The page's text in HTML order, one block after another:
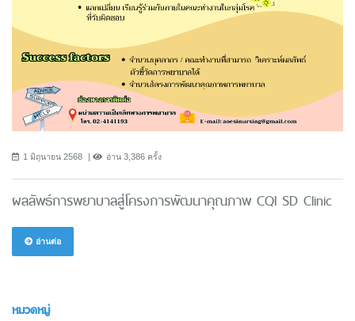
1 มิถุนายน 2568 อ่าน 3,386 ครั้ง
ผลลัพธ์การพยาบาลสู่โครงการพัฒนาคุณภาพ CQI SD Clinic
อ่านต่อ
หมวดหมู่